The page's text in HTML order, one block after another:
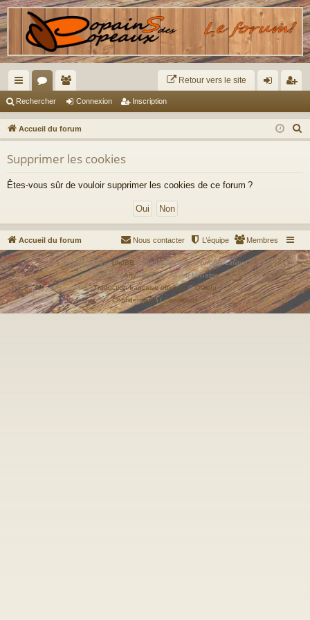
ac
co
ur
ci
s
or
u
m
s
m
br
es
Retour vers le site
ne
xi
cri
pti
Rechercher Connexion Inscription
Accueil du forum
e
e
r
Supprimer les cookies
Êtes-vous sûr de vouloir supprimer les cookies de ce forum ?
Accueil du forum Membres
L’équipe
Nous contacter
Développé parphpBB® Forum Software © phpBB Limited
Style parArty- phpBB 3.3 par MrGaby
Traduction française officielle ©Qiaeru
Confidentialité|Conditions